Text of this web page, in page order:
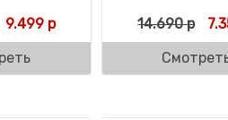
Первоначальная цена
9.499 рТекущая цена: 9.499 р.
14.690р